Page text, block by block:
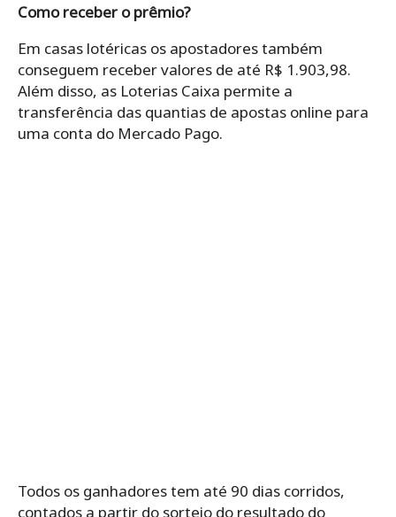
Como receber o prêmio?
Em casas lotéricas os apostadores também
conseguem receber valores de até R$ 1.903,98.
Além disso, as Loterias Caixa permite a
transferência das quantias de apostas online para
uma conta do Mercado Pago.
Todos os ganhadores tem até 90 dias corridos,
contados a partir do sorteio do resultado do